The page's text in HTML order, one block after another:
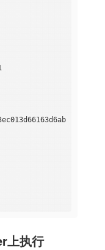
上执行